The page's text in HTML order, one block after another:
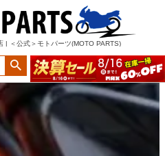
| ＜公式＞モトパーツ(MOTO PARTS)